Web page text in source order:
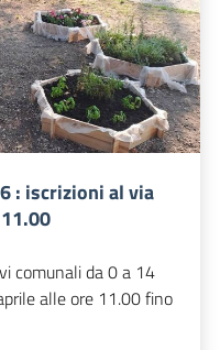
: iscrizioni al via
comunali da 0 a 14
alle ore 11.00 fino